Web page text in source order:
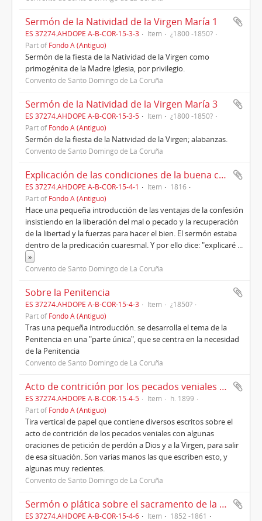
Sermón de la Natividad de la Virgen María 1
ES 37274.AHDOPE A-B-COR-15-3-3 Item
¿1800 -1850?
Part ofFondo A (Antiguo)
Sermón de la fiesta de la Natividad de la Virgen como
primogénita de la Madre Iglesia, por privilegio.
Convento de Santo Domingo de La Coruña
Sermón de la Natividad de la Virgen María 3
ES 37274.AHDOPE A-B-COR-15-3-5 Item
¿1800 -1850?
Part ofFondo A (Antiguo)
Sermón de la fiesta de la Natividad de la Virgen; alabanzas.
Convento de Santo Domingo de La Coruña
Explicación de las condiciones de la buena confesión (1816)
ES 37274.AHDOPE A-B-COR-15-4-1 Item
1816
Part ofFondo A (Antiguo)
Hace una pequeña introducción de las ventajas de la confesión
insistiendo en la liberación del mal o pecado y la recuperación
de la libertad y la fuerzas para hacer el bien. El sermón estaba
dentro de la predicación cuaresmal. Y por ello dice: "explicaré ...
»
Convento de Santo Domingo de La Coruña
Sobre la Penitencia
ES 37274.AHDOPE A-B-COR-15-4-3 Item
¿1850?
Part ofFondo A (Antiguo)
Tras una pequeña introducción. se desarrolla el tema de la
Penitencia en una "parte única", que se centra en la necesidad
de la Penitencia
Convento de Santo Domingo de La Coruña
Acto de contrición por los pecados veniales (s, XX)
ES 37274.AHDOPE A-B-COR-15-4-5 Item
h. 1899
Part ofFondo A (Antiguo)
Tira vertical de papel que contiene diversos escritos sobre el
acto de contrición de los pecados veniales con algunas
oraciones de petición de perdón a Dios y a la Virgen, para salir
de esa situación. Son varias manos las que escriben esto, y
algunas muy recientes.
Convento de Santo Domingo de La Coruña
Sermón o plática sobre el sacramento de la Eucaristía(1852-1861)
ES 37274.AHDOPE A-B-COR-15-4-6 Item
1852 -1861